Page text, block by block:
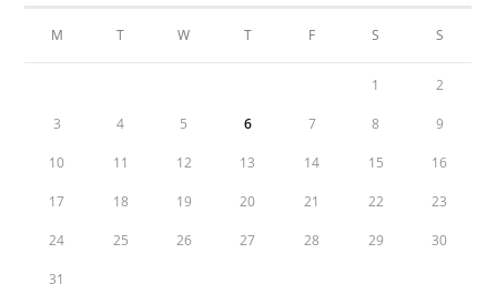
M T W T F S S
1 2
3 4 5 6 7 8 9
10 11 12 13 14 15 16
17 18 19 20 21 22 23
24 25 26 27 28 29 30
31